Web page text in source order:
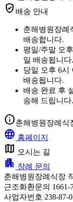
verified_user 배송 안내
춘해병원장례
배송합니다.
평일/주말 오
일 배송됩니다.
당일 오후 6시
배송됩니다.
배송 완료 후
송해 드립니다.
info춘해병원장례식
language 홈페이지
map 오시는 길
apartment 장례 문의
춘해병원장례식장
근조화환문의 1661-
사업자번호 238-87-